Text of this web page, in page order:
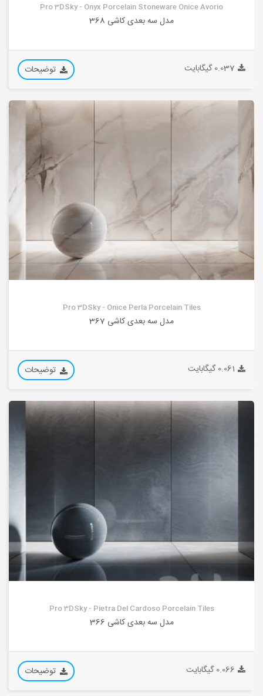
Pro 3DSky - Onyx Porcelain Stoneware Onice Avorio
مدل سه بعدی کاشی 368
0.037 گیگابایت توضیحات
Pro 3DSky - Onice Perla Porcelain Tiles
مدل سه بعدی کاشی 367
0.061 گیگابایت توضیحات
Pro 3DSky - Pietra Del Cardoso Porcelain Tiles
مدل سه بعدی کاشی 366
0.066 گیگابایت توضیحات